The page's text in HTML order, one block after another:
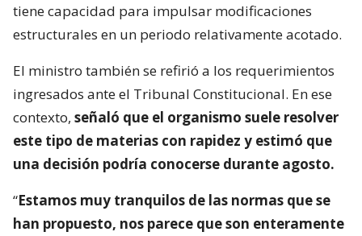
tiene capacidad para impulsar modificaciones
estructurales en un periodo relativamente acotado.
El ministro también se refirió a los requerimientos
ingresados ante el Tribunal Constitucional. En ese
contexto, señaló que el organismo suele resolver
este tipo de materias con rapidez y estimó que
una decisión podría conocerse durante agosto.
“Estamos muy tranquilos de las normas que se
han propuesto, nos parece que son enteramente